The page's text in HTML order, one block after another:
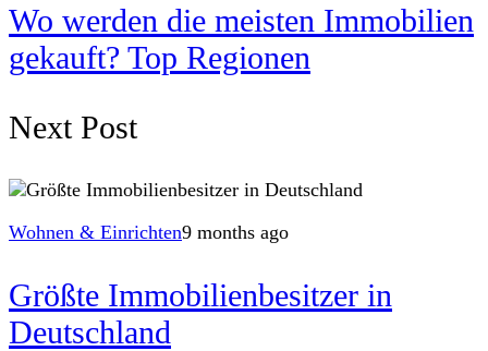
Wo werden die meisten Immobilien
gekauft? Top Regionen
Next Post
Wohnen & Einrichten9 months ago
Größte Immobilienbesitzer in
Deutschland